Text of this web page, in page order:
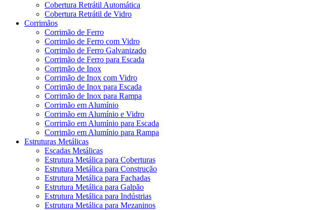
Cobertura Retrátil Automática
Cobertura Retrátil de Vidro
Corrimãos
Corrimão de Ferro
Corrimão de Ferro com Vidro
Corrimão de Ferro Galvanizado
Corrimão de Ferro para Escada
Corrimão de Inox
Corrimão de Inox com Vidro
Corrimão de Inox para Escada
Corrimão de Inox para Rampa
Corrimão em Alumínio
Corrimão em Alumínio e Vidro
Corrimão em Alumínio para Escada
Corrimão em Alumínio para Rampa
Estruturas Metálicas
Escadas Metálicas
Estrutura Metálica para Coberturas
Estrutura Metálica para Construção
Estrutura Metálica para Fachadas
Estrutura Metálica para Galpão
Estrutura Metálica para Indústrias
Estrutura Metálica para Mezaninos